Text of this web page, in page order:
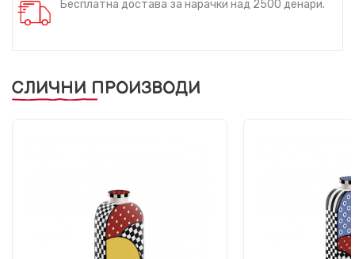
Бесплатна достава за нарачки над 2500 денари.
СЛИЧНИ ПРОИЗВОДИ